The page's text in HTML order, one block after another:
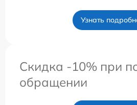
Узнать
Скидка -10% при
обращении